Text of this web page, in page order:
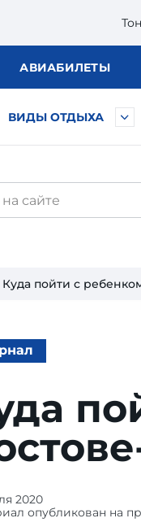
АВИАБИЛЕТЫ
ВИДЫ ОТДЫХА
Куда пойти с
2020
опубликован на